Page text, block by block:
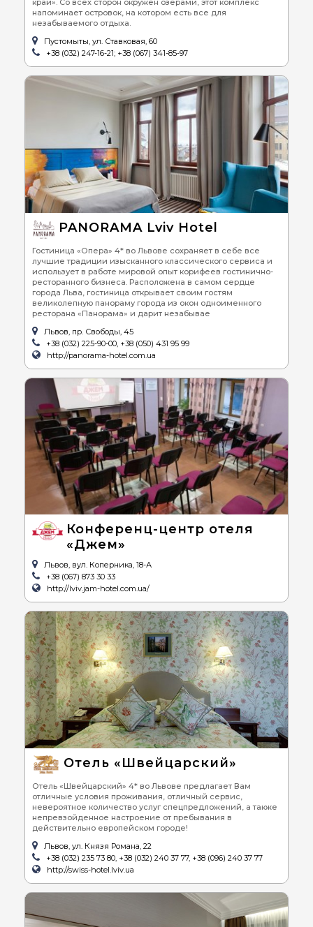
край». Со всех сторон окружен озерами, этот комплекс
напоминает островок, на котором есть все для
незабываемого отдыха.
Пустомыты, ул. Ставковая, 60
+38 (032) 247-16-21; +38 (067) 341-85-97
PANORAMA Lviv Hotel
Гостиница «Опера» 4* во Львове сохраняет в себе все
лучшие традиции изысканного классического сервиса и
использует в работе мировой опыт корифеев гостинично-
ресторанного бизнеса. Расположена в самом сердце
города Льва, гостиница открывает своим гостям
великолепную панораму города из окон одноименного
ресторана «Панорама» и дарит незабывае
Львов, пр. Свободы, 45
+38 (032) 225-90-00, +38 (050) 431 95 99
http://panorama-hotel.com.ua
Конференц-центр отеля
«Джем»
Львов, вул. Коперника, 18-А
+38 (067) 873 30 33
http://lviv.jam-hotel.com.ua/
Отель «Швейцарский»
Отель «Швейцарский» 4* во Львове предлагает Вам
отличные условия проживания, отличный сервис,
невероятное количество услуг спецпредложений, а также
непревзойденное настроение от пребывания в
действительно европейском городе!
Львов, ул. Князя Романа, 22
+38 (032) 235 73 80, +38 (032) 240 37 77, +38 (096) 240 37 77
http://swiss-hotel.lviv.ua